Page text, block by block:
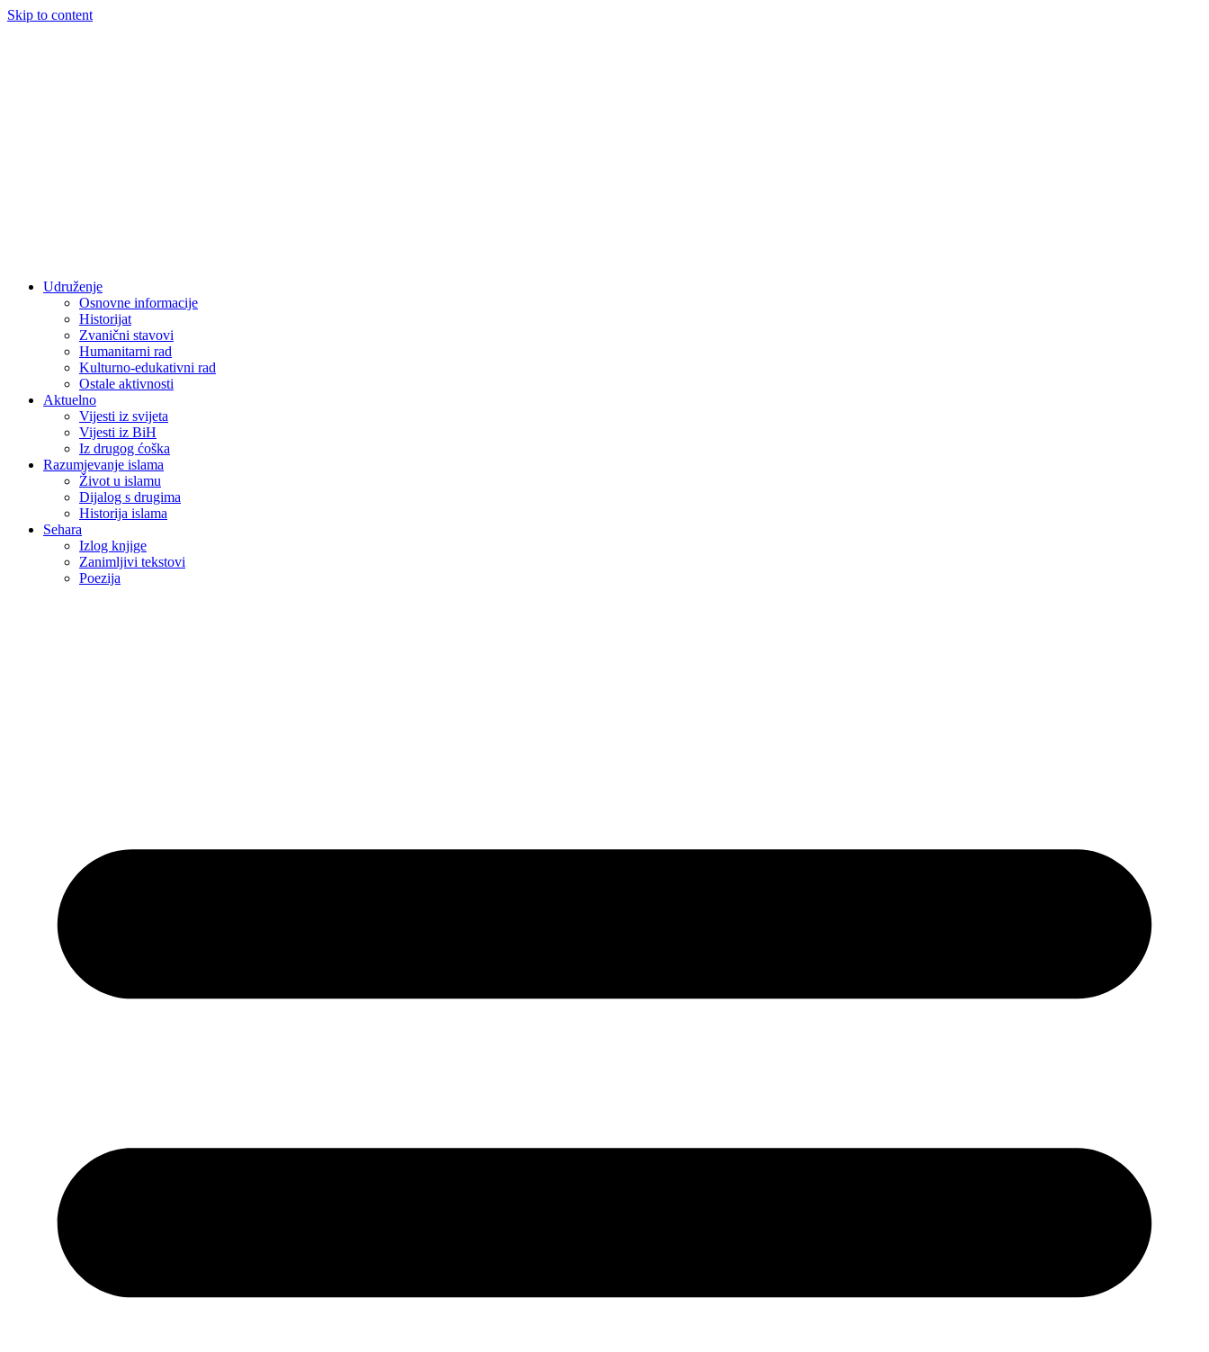
Skip to content
Udruženje
Osnovne informacije
Historijat
Zvanični stavovi
Humanitarni rad
Kulturno-edukativni rad
Ostale aktivnosti
Aktuelno
Vijesti iz svijeta
Vijesti iz BiH
Iz drugog ćoška
Razumjevanje islama
Život u islamu
Dijalog s drugima
Historija islama
Sehara
Izlog knjige
Zanimljivi tekstovi
Poezija